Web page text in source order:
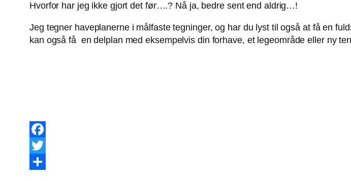
Hvorfor har jeg ikke gjort det før….? Nå ja, bedre sent end aldrig…!
Jeg tegner haveplanerne i målfaste tegninger, og har du lyst til også at få en
kan også få en delplan med eksempelvis din forhave, et legeområde eller ny
Facebook
Twitter